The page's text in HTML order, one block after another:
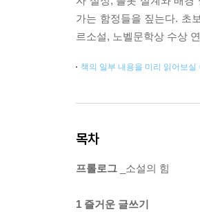
가는 함정들을 짚는다. 초
르소설, 노벨문학상 수상
책의 일부 내용을 미리 읽어보실
목차
프롤로그 _소설의 힘
1 즐거운 글쓰기